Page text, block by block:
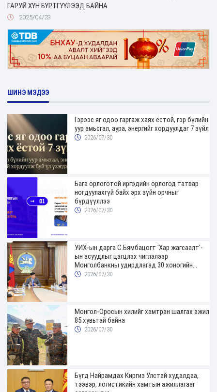
ГАРУЙ ХҮН БҮРТГҮҮЛЭЭД БАЙНА
2025/04/23
ШИНЭ МЭДЭЭ
Гэрээс яг одоо гаргаж хаях ёстой, гэр бүлийн
уур амьсгал, аура, энергийг хордуулдаг 7 зүйл
2026/07/30
Бага орлоготой иргэдийн орлогод татвар
ногдуулахгүй байх эрх зүйн орчныг
бүрдүүллээ
2026/07/30
УИХ-ын дарга С.Бямбацогт 'Хар жагсаалт'-
ын асуудлыг цэгцлэх чиглэлээр
Монголбанкны удирдлагад 30 хоногийн
хугацаатай үүрэг өглөө
2026/07/30
Монгол-Оросын хилийг хамтран шалгах ажил
85 хувьтай байна
2026/07/30
Бүгд Найрамдах Киргиз Улстай худалдаа,
тээвэр, логистикийн хамтын ажиллагааг